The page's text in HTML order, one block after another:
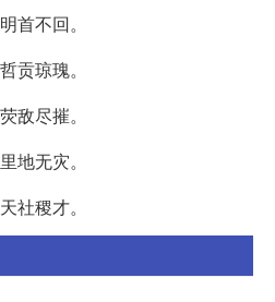
首不回。
贡琼瑰。
敌尽摧。
地无灾。
社稷才。